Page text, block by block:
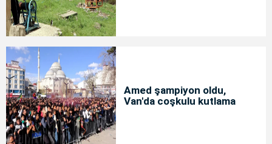
Amed şampiyon oldu,
Van'da coşkulu kutlama